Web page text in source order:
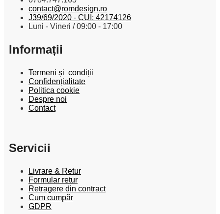
contact@romdesign.ro
J39/69/2020 - CUI: 42174126
Luni - Vineri / 09:00 - 17:00
Informații
Termeni și condiții
Confidențialitate
Politica cookie
Despre noi
Contact
Servicii
Livrare & Retur
Formular retur
Retragere din contract
Cum cumpăr
GDPR